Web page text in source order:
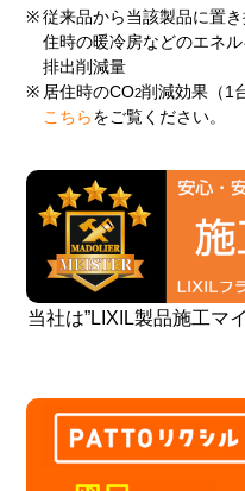
※ 従来品から当該製品に置
住時の暖冷房などのエネ
排出削減量
※ 居住時のCO2削減効果（1
こちら をご覧ください。
当社は”LIXIL製品施工マ